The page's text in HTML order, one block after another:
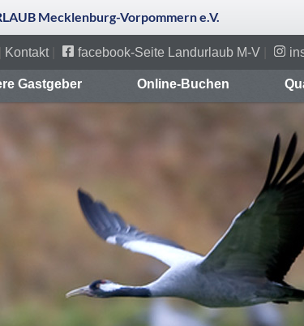
Mecklenburg-Vorpommern e.V.
Kontakt| facebook-Seite Landurlaub M-V
Gastgeber Online-Buchen